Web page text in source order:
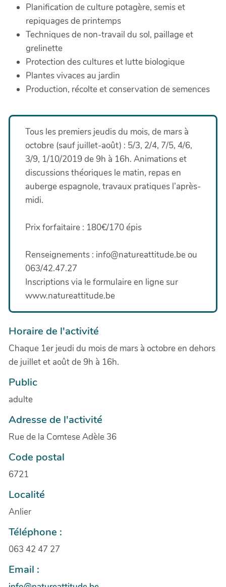
Planification de culture potagère, semis et
repiquages de printemps
Techniques de non-travail du sol, paillage et
grelinette
Protection des cultures et lutte biologique
Plantes vivaces au jardin
Production, récolte et conservation de semences
Tous les premiers jeudis du mois, de mars à
octobre (sauf juillet-août) : 5/3, 2/4, 7/5, 4/6,
3/9, 1/10/2019 de 9h à 16h. Animations et
discussions théoriques le matin, repas en
auberge espagnole, travaux pratiques l’après-
midi.
Prix forfaitaire : 180€/170 épis
Renseignements : info@natureattitude.be ou
063/42.47.27
Inscriptions via le formulaire en ligne sur
www.natureattitude.be
Horaire de l'activité
Chaque 1er jeudi du mois de mars à octobre en dehors
de juillet et août de 9h à 16h.
Public
adulte
Adresse de l'activité
Rue de la Comtese Adèle 36
Code postal
6721
Localité
Anlier
Téléphone :
063 42 47 27
Email :